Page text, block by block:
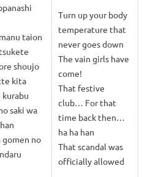
taion
shoujo
kita
kurabu
saki wa
gomen no
Turn up your body
temperature that
never goes down
The vain girls have
come!
That festive
club… For that
time back then…
ha ha han
That scandal was
officially allowed